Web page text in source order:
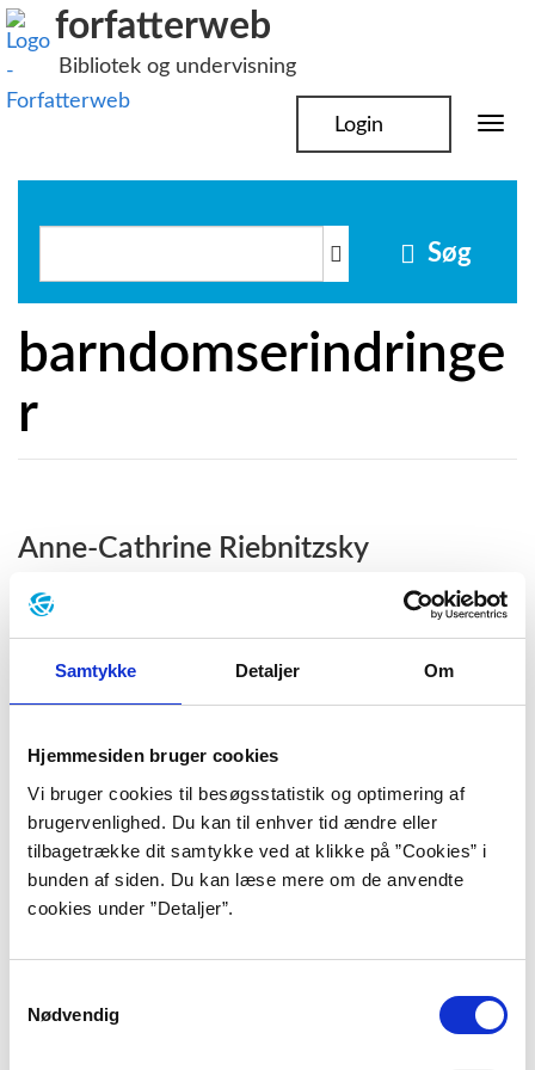
Samtykke Detaljer Om
Hjemmesiden bruger cookies
Vi bruger cookies til besøgsstatistik og optimering af
brugervenlighed. Du kan til enhver tid ændre eller
tilbagetrække dit samtykke ved at klikke på ”Cookies” i
bunden af siden. Du kan læse mere om de anvendte
cookies under ”Detaljer”.
Nødvendig
Hop
til
indhold
forfatterweb
Bibliotek og undervisning
Login
Søg
barndomserindringe
r
Anne-Cathrine Riebnitzsky
Anne-Cathrine Riebnitzskys baggrund i både det
litterære og militære gør hendes forfatterskab
om udsatte børn i fattige, danske familier og
Jens Smærup Sørensen
Hos Jens Smærup Sørensen står en
eksperimenterende modernisme side om side med
gengivelse af den sociale virkelighed.
iscenesættes med en beskrivende fortællestil.